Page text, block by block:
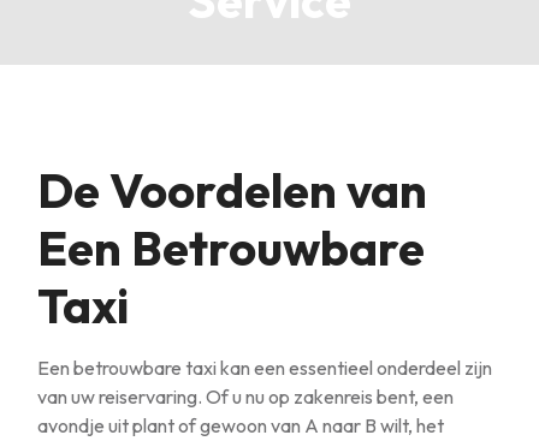
De Voordelen van
Een Betrouwbare
Taxi
Een betrouwbare taxi kan een essentieel onderdeel zijn
van uw reiservaring. Of u nu op zakenreis bent, een
avondje uit plant of gewoon van A naar B wilt, het